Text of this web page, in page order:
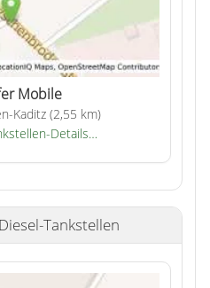
Mobile
Kaditz (2,55 km)
Details…
Tankstellen